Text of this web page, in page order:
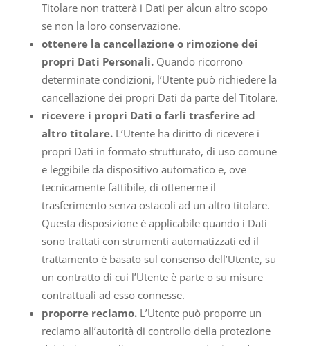
Titolare non tratterà i Dati per alcun altro scopo
se non la loro conservazione.
ottenere la cancellazione o rimozione dei
propri Dati Personali. Quando ricorrono
determinate condizioni, l’Utente può richiedere la
cancellazione dei propri Dati da parte del Titolare.
ricevere i propri Dati o farli trasferire ad
altro titolare. L’Utente ha diritto di ricevere i
propri Dati in formato strutturato, di uso comune
e leggibile da dispositivo automatico e, ove
tecnicamente fattibile, di ottenerne il
trasferimento senza ostacoli ad un altro titolare.
Questa disposizione è applicabile quando i Dati
sono trattati con strumenti automatizzati ed il
trattamento è basato sul consenso dell’Utente, su
un contratto di cui l’Utente è parte o su misure
contrattuali ad esso connesse.
proporre reclamo. L’Utente può proporre un
reclamo all’autorità di controllo della protezione